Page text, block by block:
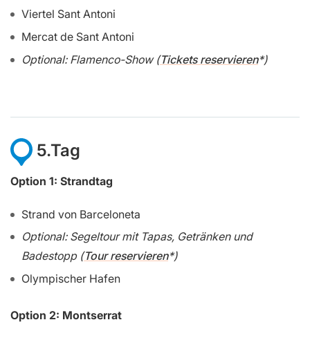
Viertel Sant Antoni
Mercat de Sant Antoni
Optional: Flamenco-Show (Tickets reservieren )
5.Tag
Option 1: Strandtag
Strand von Barceloneta
Optional: Segeltour mit Tapas, Getränken und
Badestopp (Tour reservieren )
Olympischer Hafen
Option 2: Montserrat